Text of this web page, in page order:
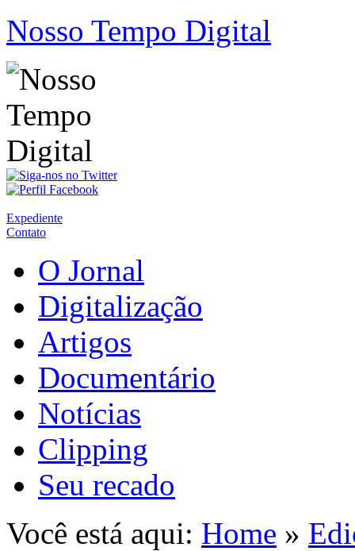
Nosso Tempo Digital
Expediente
Contato
O Jornal
Digitalização
Artigos
Documentário
Notícias
Clipping
Seu recado
Você está aqui: Home »